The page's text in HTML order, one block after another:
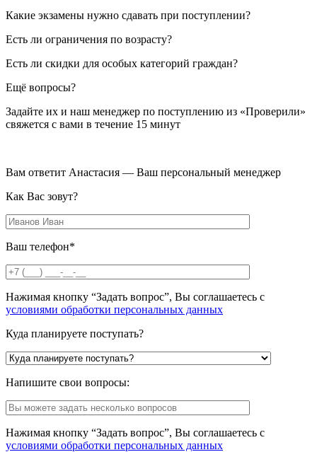
Какие экзамены нужно сдавать при поступлении?
Есть ли ограничения по возрасту?
Есть ли скидки для особых категорий граждан?
Ещё вопросы?
Задайте их и наш менеджер по поступлению из «Проверили»
свяжется с вами в течение 15 минут
Вам ответит Анастасия — Ваш персональный менеджер
Как Вас зовут?
Ваш телефон*
Нажимая кнопку “Задать вопрос”, Вы соглашаетесь с
условиями обработки персональных данных
Куда планируете поступать?
Напишите свои вопросы:
Нажимая кнопку “Задать вопрос”, Вы соглашаетесь с
условиями обработки персональных данных